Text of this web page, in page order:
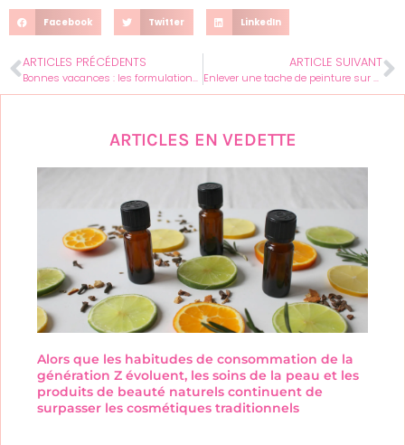
Facebook Twitter LinkedIn
ARTICLES PRÉCÉDENTS
Bonnes vacances : les formulations pour des messages sans faute
ARTICLE SUIVANT
Enlever une tache de peinture sur un vêtement : la méthode efficace à adopter
ARTICLES EN VEDETTE
Alors que les habitudes de consommation de la
génération Z évoluent, les soins de la peau et les
produits de beauté naturels continuent de
surpasser les cosmétiques traditionnels